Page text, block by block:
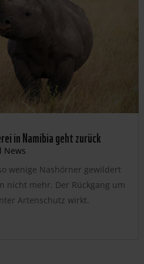
in Namibia geht zurück
News
wenige Nashörner gewildert
nicht mehr. Der Rückgang um
Artenschutz wirkt.